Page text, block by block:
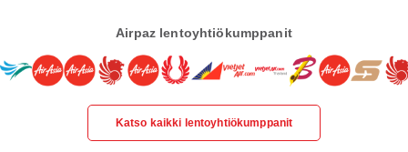
Airpaz lentoyhtiökumppanit
Katso kaikki lentoyhtiökumppanit